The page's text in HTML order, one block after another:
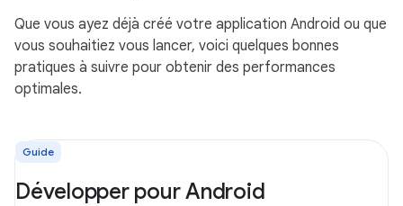
Que vous ayez déjà créé votre application Android ou que
vous souhaitiez vous lancer, voici quelques bonnes
pratiques à suivre pour obtenir des performances
optimales.
Guide
Développer pour Android